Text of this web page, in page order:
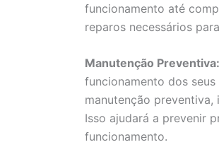
funcionamento até
reparos necessários
Manutenção Preventiva:
funcionamento dos
manutenção
Isso ajudará a prevenir
funcionamento.